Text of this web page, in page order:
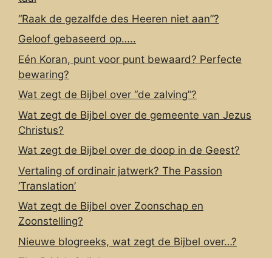
“Raak de gezalfde des Heeren niet aan”?
Geloof gebaseerd op…..
Eén Koran, punt voor punt bewaard? Perfecte
bewaring?
Wat zegt de Bijbel over “de zalving”?
Wat zegt de Bijbel over de gemeente van Jezus
Christus?
Wat zegt de Bijbel over de doop in de Geest?
Vertaling of ordinair jatwerk? The Passion
‘Translation’
Wat zegt de Bijbel over Zoonschap en
Zoonstelling?
Nieuwe blogreeks, wat zegt de Bijbel over…?